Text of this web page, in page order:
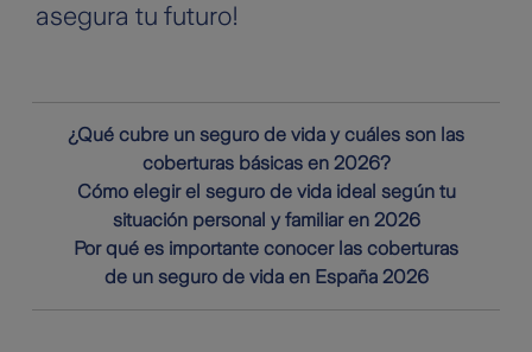
asegura tu futuro!
¿Qué cubre un seguro de vida y cuáles son las
coberturas básicas en 2026?
Cómo elegir el seguro de vida ideal según tu
situación personal y familiar en 2026
Por qué es importante conocer las coberturas
de un seguro de vida en España 2026